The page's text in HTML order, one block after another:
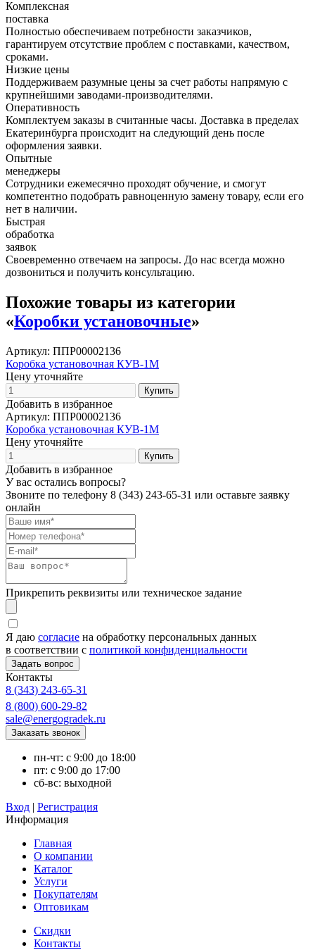
Комплексная
поставка
Полностью обеспечиваем потребности заказчиков,
гарантируем отсутствие проблем с поставками, качеством,
сроками.
Низкие цены
Поддерживаем разумные цены за счет работы напрямую с
крупнейшими заводами-производителями.
Оперативность
Комплектуем заказы в считанные часы. Доставка в пределах
Екатеринбурга происходит на следующий день после
оформления заявки.
Опытные
менеджеры
Сотрудники ежемесячно проходят обучение, и смогут
компетентно подобрать равноценную замену товару, если его
нет в наличии.
Быстрая
обработка
заявок
Своевременно отвечаем на запросы. До нас всегда можно
дозвониться и получить консультацию.
Похожие товары из категории
«Коробки установочные»
Артикул: ППР00002136
Коробка установочная КУВ-1М
Цену уточняйте
Добавить в избранное
Артикул: ППР00002136
Коробка установочная КУВ-1М
Цену уточняйте
Добавить в избранное
У вас остались вопросы?
Звоните по телефону 8 (343) 243-65-31 или оставьте заявку
онлайн
Прикрепить реквизиты или техническое задание
Я даю согласие на обработку персональных данных
в соответствии с политикой конфиденциальности
Контакты
8 (343) 243-65-31
8 (800) 600-29-82
sale@energogradek.ru
пн-чт: с 9:00 до 18:00
пт: с 9:00 до 17:00
сб-вс: выходной
Вход | Регистрация
Информация
Главная
О компании
Каталог
Услуги
Покупателям
Оптовикам
Скидки
Контакты